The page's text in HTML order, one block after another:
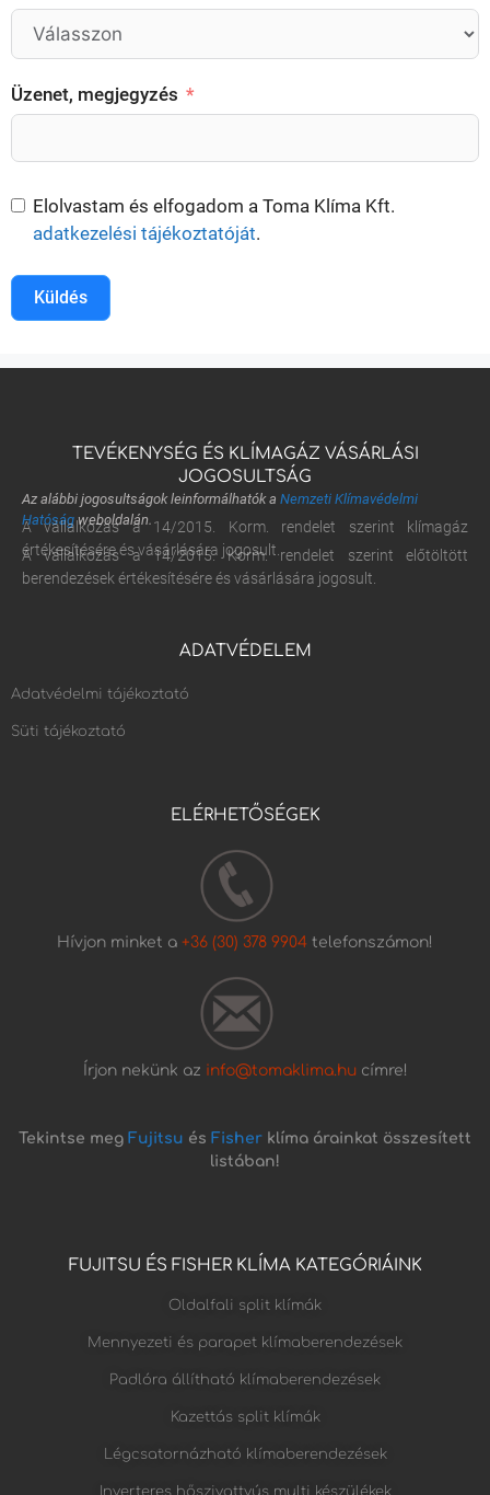
Üzenet, megjegyzés
Elolvastam és elfogadom a Toma Klíma Kft.
adatkezelési tájékoztatóját.
Küldés
TEVÉKENYSÉG ÉS KLÍMAGÁZ VÁSÁRLÁSI
JOGOSULTSÁG
Az alábbi jogosultságok leinformálhatók a Nemzeti Klímavédelmi
Hatóságweboldalán.
A vállalkozás a 14/2015. Korm. rendelet szerint klímagáz
értékesítésére és vásárlására jogosult.
A vállalkozás a 14/2015. Korm. rendelet szerint előtöltött
berendezések értékesítésére és vásárlására jogosult.
ADATVÉDELEM
Adatvédelmi tájékoztató
Süti tájékoztató
ELÉRHETŐSÉGEK
Hívjon minket a +36 (30) 378 9904 telefonszámon!
Írjon nekünk az info@tomaklima.hucímre!
Tekintse meg Fujitsu és Fisher klíma árainkat összesített
listában!
FUJITSU ÉS FISHER KLÍMA KATEGÓRIÁINK
Oldalfali split klímák
Mennyezeti és parapet klímaberendezések
Padlóra állítható klímaberendezések
Kazettás split klímák
Légcsatornázható klímaberendezések
Inverteres hőszivattyús multi készülékek